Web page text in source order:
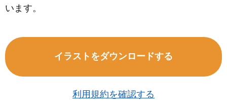
います。
イラストをダウンロードする
利用規約を確認する